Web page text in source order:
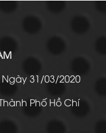
Ngày 31/03/2020
Phố Hồ Chí